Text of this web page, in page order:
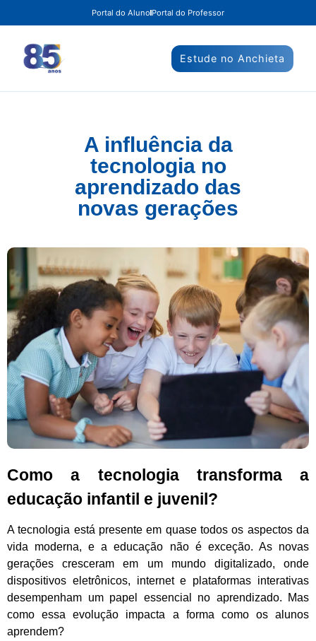
Portal do Aluno Portal do Professor
Estude no Anchieta
A influência da
tecnologia no
aprendizado das
novas gerações
Como a tecnologia transforma a
educação infantil e juvenil?
A tecnologia está presente em quase todos os aspectos da
vida moderna, e a educação não é exceção. As novas
gerações cresceram em um mundo digitalizado, onde
dispositivos eletrônicos, internet e plataformas interativas
desempenham um papel essencial no aprendizado. Mas
como essa evolução impacta a forma como os alunos
aprendem?